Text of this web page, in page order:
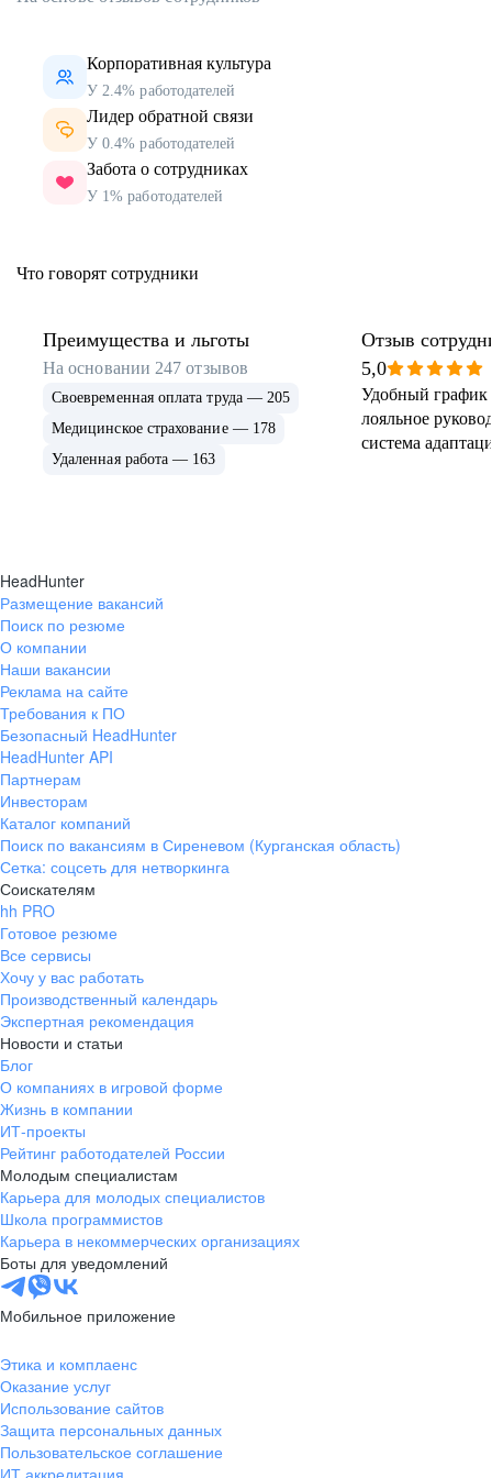
Корпоративная культура
У 2.4% работодателей
Лидер обратной связи
У 0.4% работодателей
Забота о сотрудниках
У 1% работодателей
Что говорят сотрудники
Преимущества и льготы
На основании 247 отзывов
Своевременная оплата труда — 205
Медицинское страхование — 178
Удаленная работа — 163
Отзыв
5,0
Удобный график
лояльное
система
HeadHunter
Размещение вакансий
Поиск по резюме
О компании
Наши вакансии
Реклама на сайте
Требования к ПО
Безопасный HeadHunter
HeadHunter API
Партнерам
Инвесторам
Каталог компаний
Поиск по вакансиям в Сиреневом (Курганская область)
Сетка: соцсеть для нетворкинга
Соискателям
hh PRO
Готовое резюме
Все сервисы
Хочу у вас работать
Производственный календарь
Экспертная рекомендация
Новости и статьи
Блог
О компаниях в игровой форме
Жизнь в компании
ИТ-проекты
Рейтинг работодателей России
Молодым специалистам
Карьера для молодых специалистов
Школа программистов
Карьера в некоммерческих организациях
Боты для уведомлений
Мобильное приложение
Этика и комплаенс
Оказание услуг
Использование сайтов
Защита персональных данных
Пользовательское соглашение